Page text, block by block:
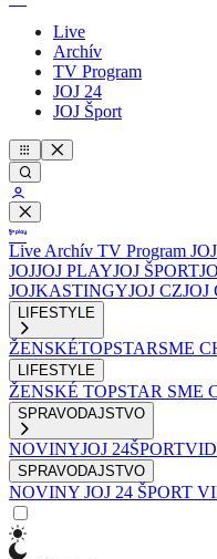
Live
Archív
TV Program
JOJ 24
JOJ Šport
Live Archív TV Program
JOJJOJ PLAYJOJ ŠPORT
JOJKASTINGYJOJ CZJOJ
LIFESTYLE
ŽENSKÉTOPSTARSME
LIFESTYLE
ŽENSKÉ TOPSTAR SME
SPRAVODAJSTVO
NOVINYJOJ 24ŠPORT
SPRAVODAJSTVO
NOVINY JOJ 24 ŠPORT